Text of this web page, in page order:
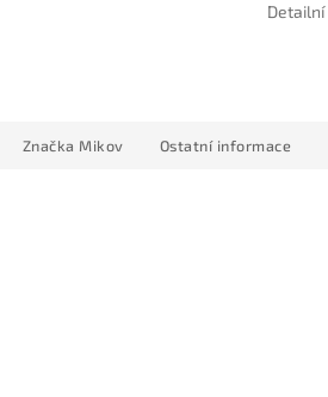
Značka Mikov Ostatní informace